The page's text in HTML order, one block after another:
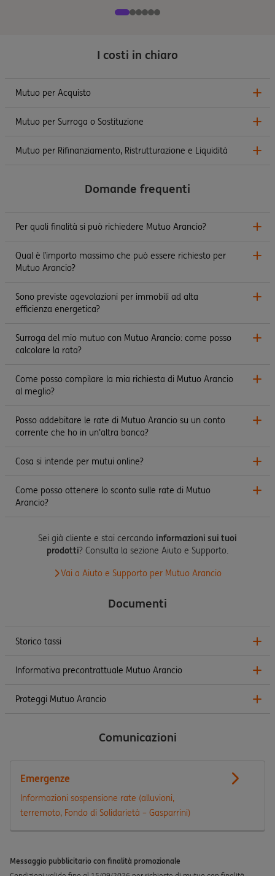
I costi in chiaro
Mutuo per Acquisto
Mutuo per Surroga o Sostituzione
Mutuo per Rifinanziamento, Ristrutturazione e Liquidità
Domande frequenti
Per quali finalità si può richiedere Mutuo Arancio?
Qual è l’importo massimo che può essere richiesto per
Mutuo Arancio?
Sono previste agevolazioni per immobili ad alta
efficienza energetica?
Surroga del mio mutuo con Mutuo Arancio: come posso
calcolare la rata?
Come posso compilare la mia richiesta di Mutuo Arancio
al meglio?
Posso addebitare le rate di Mutuo Arancio su un conto
corrente che ho in un'altra banca?
Cosa si intende per mutui online?
Come posso ottenere lo sconto sulle rate di Mutuo
Arancio?
Sei già cliente e stai cercando informazioni sui tuoi
prodotti? Consulta la sezione Aiuto e Supporto.
Vai a Aiuto e Supporto per Mutuo Arancio
Documenti
Storico tassi
Informativa precontrattuale Mutuo Arancio
Proteggi Mutuo Arancio
Comunicazioni
Emergenze
Informazioni sospensione rate (alluvioni,
terremoto, Fondo di Solidarietà – Gasparrini)
Messaggio pubblicitario con finalità promozionale